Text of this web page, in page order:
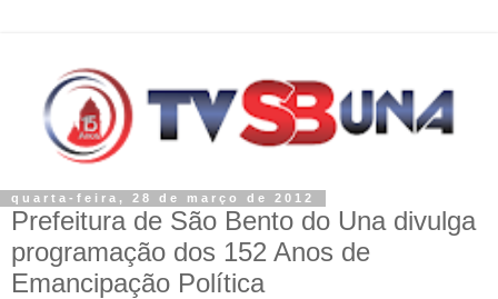
quarta-feira, 28 de março de 2012
Prefeitura de São Bento do Una divulga
programação dos 152 Anos de
Emancipação Política